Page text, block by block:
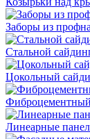
Заборы из
Стальной
Цокольный
Линеарные